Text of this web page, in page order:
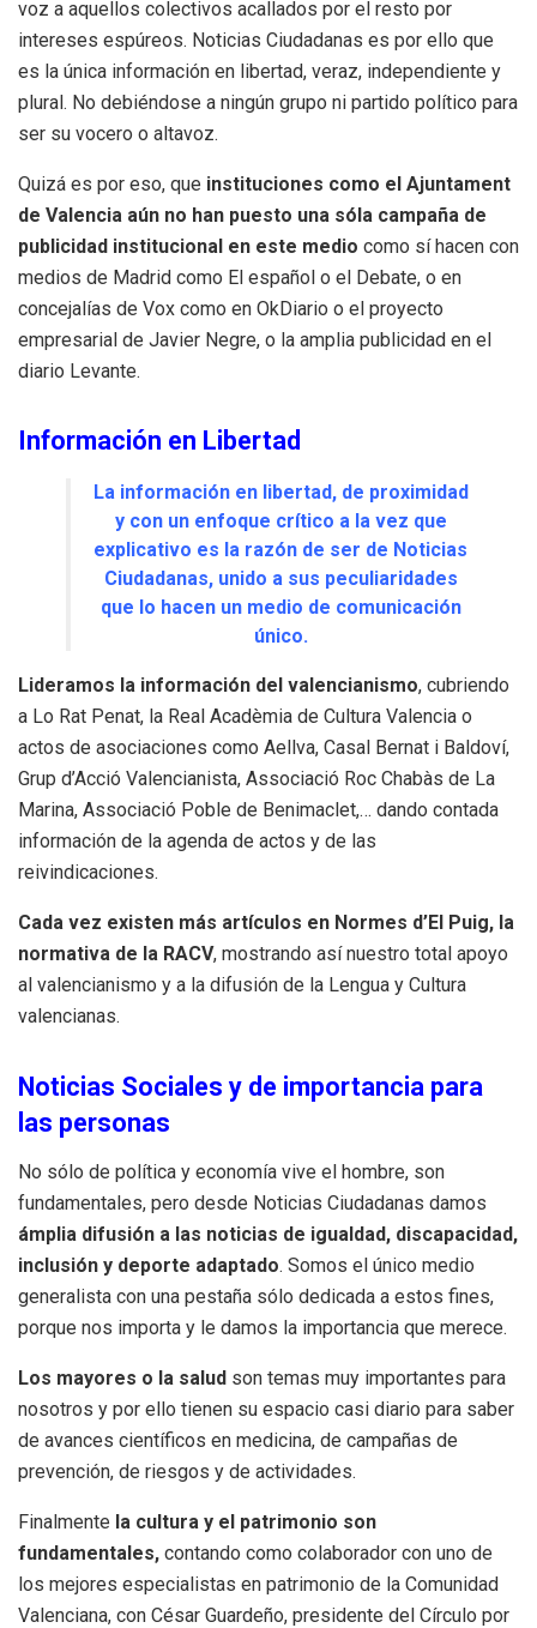
voz a aquellos colectivos acallados por el resto por
intereses espúreos. Noticias Ciudadanas es por ello que
es la única información en libertad, veraz, independiente y
plural. No debiéndose a ningún grupo ni partido político para
ser su vocero o altavoz.
Quizá es por eso, que instituciones como el Ajuntament
de Valencia aún no han puesto una sóla campaña de
publicidad institucional en este medio como sí hacen con
medios de Madrid como El español o el Debate, o en
concejalías de Vox como en OkDiario o el proyecto
empresarial de Javier Negre, o la amplia publicidad en el
diario Levante.
Información en Libertad
La información en libertad, de proximidad
y con un enfoque crítico a la vez que
explicativo es la razón de ser de Noticias
Ciudadanas, unido a sus peculiaridades
que lo hacen un medio de comunicación
único.
Lideramos la información del valencianismo, cubriendo
a Lo Rat Penat, la Real Acadèmia de Cultura Valencia o
actos de asociaciones como Aellva, Casal Bernat i Baldoví,
Grup d’Acció Valencianista, Associació Roc Chabàs de La
Marina, Associació Poble de Benimaclet,… dando contada
información de la agenda de actos y de las
reivindicaciones.
Cada vez existen más artículos en Normes d’El Puig, la
normativa de la RACV, mostrando así nuestro total apoyo
al valencianismo y a la difusión de la Lengua y Cultura
valencianas.
Noticias Sociales y de importancia para
las personas
No sólo de política y economía vive el hombre, son
fundamentales, pero desde Noticias Ciudadanas damos
ámplia difusión a las noticias de igualdad, discapacidad,
inclusión y deporte adaptado. Somos el único medio
generalista con una pestaña sólo dedicada a estos fines,
porque nos importa y le damos la importancia que merece.
Los mayores o la salud son temas muy importantes para
nosotros y por ello tienen su espacio casi diario para saber
de avances científicos en medicina, de campañas de
prevención, de riesgos y de actividades.
Finalmente la cultura y el patrimonio son
fundamentales, contando como colaborador con uno de
los mejores especialistas en patrimonio de la Comunidad
Valenciana, con César Guardeño, presidente del Círculo por